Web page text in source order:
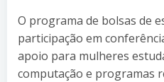
O programa de bolsas de
participação em
apoio para mulheres
computação e programas